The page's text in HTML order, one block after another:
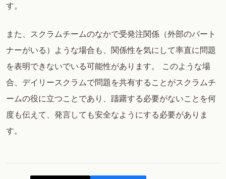
す。
また、スクラムチームのなかで受発注関係（外部のパート
ナーがいる）ような場合も、関係性を気にして率直に問題
を表明できないでいる可能性があります。 このような場
合、デイリースクラムで問題を共有することがスクラムチ
ームの役に立つことであり、躊躇する必要がないことを何
度も伝えて、発言しても安全なようにする必要がありま
す。